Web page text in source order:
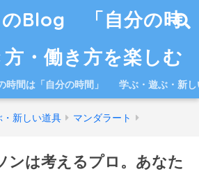
のBlog 「自分の時
・働き方を楽しむ
時間は「自分の時間」 学ぶ・遊ぶ・新
・新しい道具 マンダラート
ンは考えるプロ。あなた